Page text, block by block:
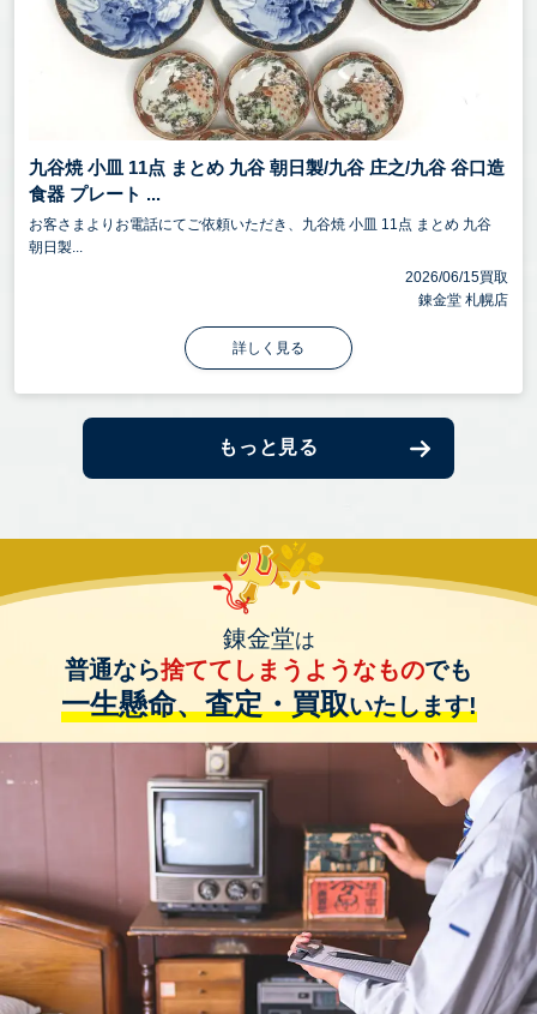
九谷焼 小皿 11点 まとめ 九谷 朝日製/九谷 庄之/九谷 谷口造
食器 プレート ...
お客さまよりお電話にてご依頼いただき、九谷焼 小皿 11点 まとめ 九谷
朝日製...
2026/06/15買取
錬金堂 札幌店
詳しく見る
もっと見る
錬金堂は
普通なら捨ててしまうようなものでも
一生懸命、査定・買取いたします!